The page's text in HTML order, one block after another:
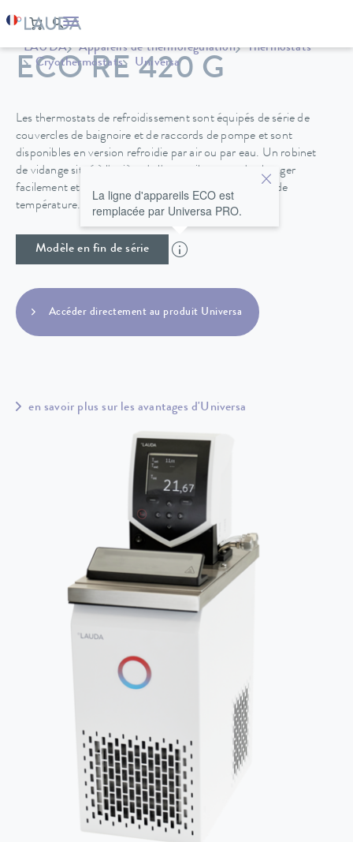
LAUDA Appareils de thermorégulation
Thermostats
Cryothermostats
Universa
ECO RE 420 G
Les thermostats de refroidissement sont équipés de série de
couvercles de baignoire et de raccords de pompe et sont
disponibles en version refroidie par air ou par eau. Un robinet
de vidange situé à l'arrière de l'appareil permet de changer
facilement et en toute sécurité le fluide de régulation de
température.
Modèle en fin de série
La ligne d'appareils ECO est
remplacée par Universa PRO.
Accéder directement au produit Universa
en savoir plus sur les avantages d'Universa